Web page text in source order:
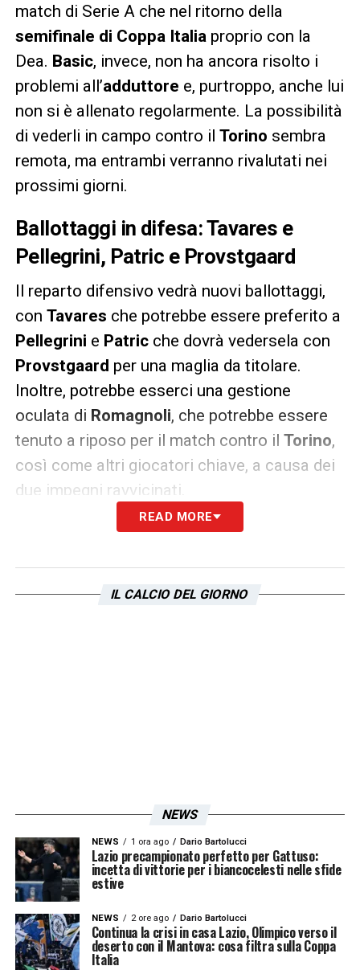
match di Serie A che nel ritorno della
semifinale di Coppa Italiaproprio con la
Dea. Basic, invece, non ha ancora risolto i
problemi all’adduttore e, purtroppo, anche lui
non si è allenato regolarmente. La possibilità
di vederli in campo contro il Torino sembra
remota, ma entrambi verranno rivalutati nei
prossimi giorni.
Ballottaggi in difesa: Tavares e
Pellegrini, Patric e Provstgaard
Il reparto difensivo vedrà nuovi ballottaggi,
con Tavares che potrebbe essere preferito a
Pellegrini e Patricche dovrà vedersela con
Provstgaard per una maglia da titolare.
Inoltre, potrebbe esserci una gestione
oculata di Romagnoli, che potrebbe essere
tenuto a riposo per il match contro il Torino,
così come altri giocatori chiave, a causa dei
due impegni ravvicinati.
Con ancora tre allenamenti a disposizione,
fondamentale per il cammino della
READ MORE
IL CALCIO DEL GIORNO
NEWS
NEWS 1 ora ago Dario Bartolucci
Lazio precampionato perfetto per Gattuso:
incetta di vittorie per i biancocelesti nelle sfide
estive
NEWS 2 ore ago Dario Bartolucci
Continua la crisi in casa Lazio, Olimpico verso il
deserto con il Mantova: cosa filtra sulla Coppa
Italia